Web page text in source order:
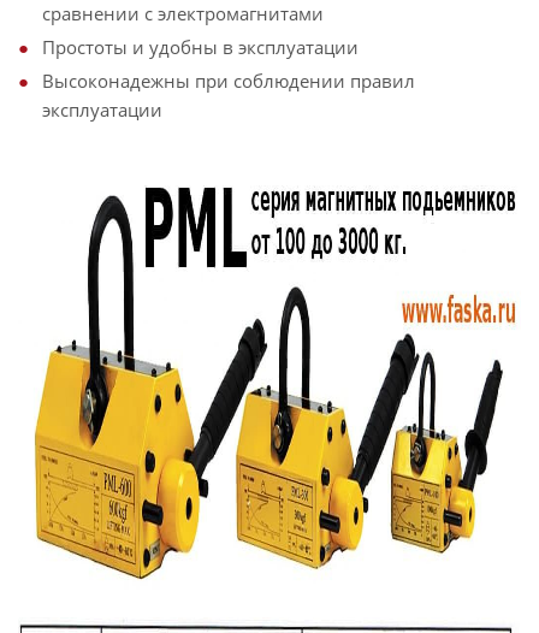
сравнении с электромагнитами
Простоты и удобны в эксплуатации
Высоконадежны при соблюдении правил
эксплуатации